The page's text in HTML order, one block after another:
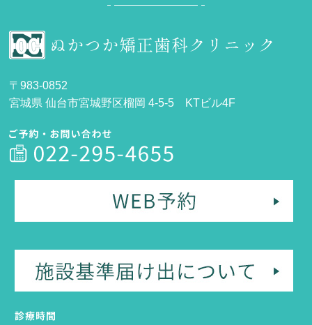
〒983-0852
宮城県 仙台市宮城野区榴岡 4-5-5 KTビル4F